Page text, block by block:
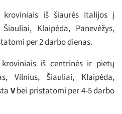
kroviniais iš šiaurės Italijos į
Klaipėda, Panevėžys,
per 2 darbo dienas.
iš centrinės ir pietų
Vilnius, Šiauliai, Klaipėda,
Vbei pristatomi per 4-5 darbo